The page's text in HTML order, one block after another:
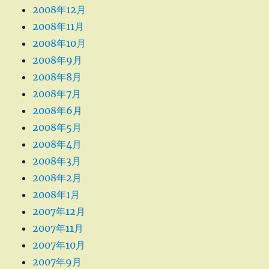
2008年12月
2008年11月
2008年10月
2008年9月
2008年8月
2008年7月
2008年6月
2008年5月
2008年4月
2008年3月
2008年2月
2008年1月
2007年12月
2007年11月
2007年10月
2007年9月